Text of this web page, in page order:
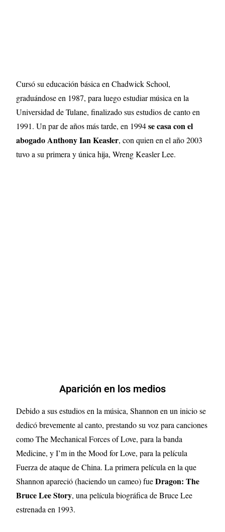
Cursó su educación básica en Chadwick School,
graduándose en 1987, para luego estudiar música en la
Universidad de Tulane, finalizado sus estudios de canto en
1991. Un par de años más tarde, en 1994se casa con el
abogado Anthony Ian Keasler, con quien en el año 2003
tuvo a su primera y única hija, Wreng Keasler Lee.
Aparición en los medios
Debido a sus estudios en la música, Shannon en un inicio se
dedicó brevemente al canto, prestando su voz para canciones
como The Mechanical Forces of Love, para la banda
Medicine, y I’m in the Mood for Love, para la película
Fuerza de ataque de China. La primera película en la que
Shannon apareció (haciendo un cameo) fueDragon: The
Bruce Lee Story, una película biográfica de Bruce Lee
estrenada en 1993.